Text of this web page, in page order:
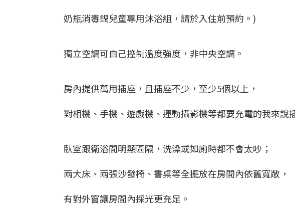
奶瓶消毒鍋兒童專用沐浴組，請於入住前預約。)
獨立空調可自己控制溫度強度，非中央空調。
房內提供萬用插座，且插座不少，至少5個以上，
對相機、手機、遊戲機、運動攝影機等都要充電的我來說
臥室跟衛浴間明顯區隔，洗澡或如廁時都不會太吵；
兩大床、兩張沙發椅、書桌等全擺放在房間內依舊寬敞，
有對外窗讓房間內採光更充足。